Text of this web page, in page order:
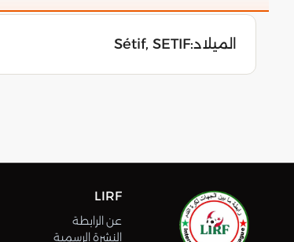
الميلاد:Sétif, SETIF
LIRF
عن الرابطة
النشرة الرسمية